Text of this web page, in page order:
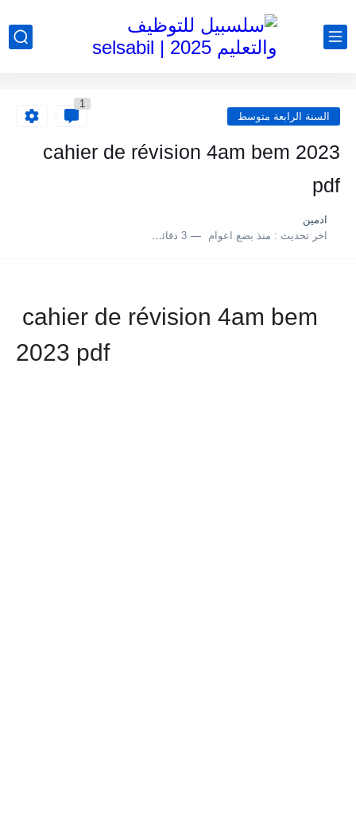
السنة الرابعة متوسط
1
cahier de révision 4am bem 2023
pdf
ادمين
اخر تحديث : منذ بضع اعوام 3 دقائق للقراءة
cahier de révision 4am bem
2023 pdf